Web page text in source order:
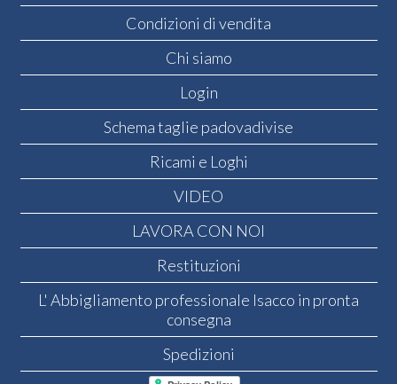
Condizioni di vendita
Chi siamo
Login
Schema taglie padovadivise
Ricami e Loghi
VIDEO
LAVORA CON NOI
Restituzioni
L' Abbigliamento professionale Isacco in pronta
consegna
Spedizioni